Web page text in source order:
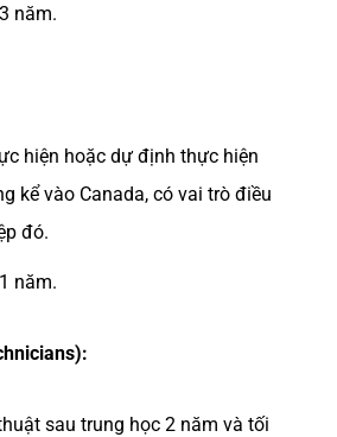
năm.
hiện hoặc dự định thực hiện
kể vào Canada, có vai trò điều
đó.
năm.
sau trung học 2 năm và tối